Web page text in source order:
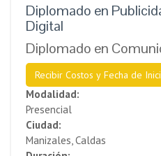
Diplomado en
Digital
Diplomado en
Recibir Costos y Fecha de
Modalidad:
Presencial
Ciudad:
Manizales, Caldas